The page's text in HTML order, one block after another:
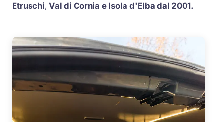
Etruschi, Val di Cornia e Isola d'Elba dal 2001.